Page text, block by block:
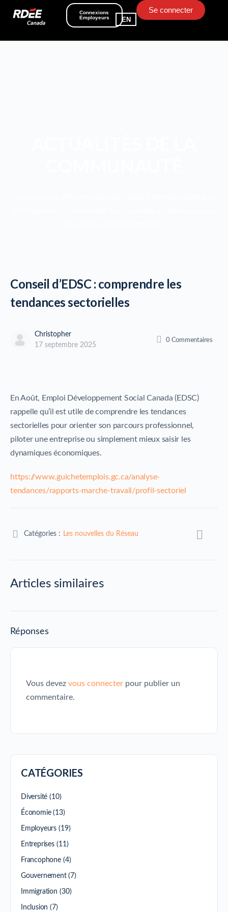
Connexions
Employeurs
EN
Se connecter
Conseil d’EDSC : comprendre les
tendances sectorielles
Christopher
17 septembre 2025
0 Commentaires
En Août, Emploi Développement Social Canada (EDSC)
rappelle qu’il est utile de comprendre les tendances
sectorielles pour orienter son parcours professionnel,
piloter une entreprise ou simplement mieux saisir les
dynamiques économiques.
https://www.guichetemplois.gc.ca/analyse-
tendances/rapports-marche-travail/profil-sectoriel
Catégories : Les nouvelles du Réseau
Articles similaires
Réponses
Vous devez vous connecter pour publier un
commentaire.
CATÉGORIES
Diversité (10)
Économie(13)
Employeurs(19)
Entreprises(11)
Francophone(4)
Gouvernement(7)
Immigration (30)
Inclusion (7)